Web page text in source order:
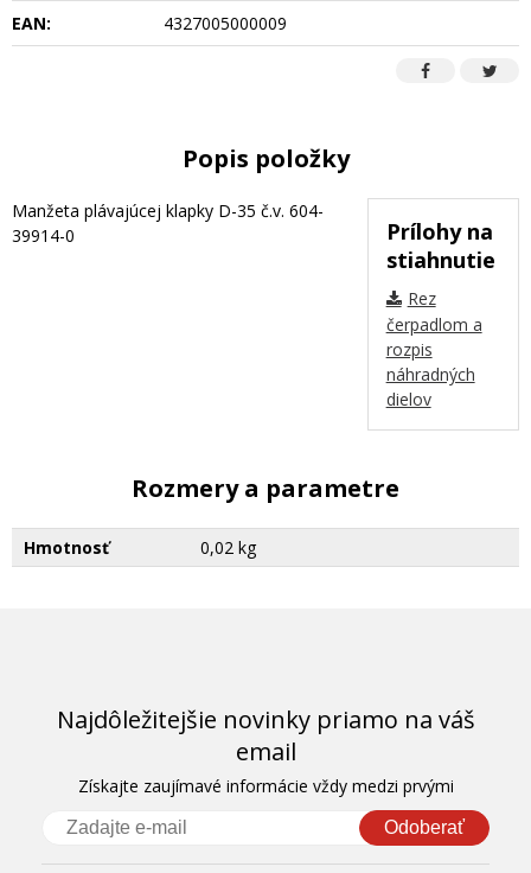
EAN:
4327005000009
Popis položky
Prílohy na
stiahnutie
Rez
čerpadlom a
rozpis
náhradných
dielov
Manžeta plávajúcej klapky D-35 č.v. 604-
39914-0
Rozmery a parametre
Hmotnosť 0,02 kg
Najdôležitejšie novinky priamo na váš
email
Získajte zaujímavé informácie vždy medzi prvými
Odoberať